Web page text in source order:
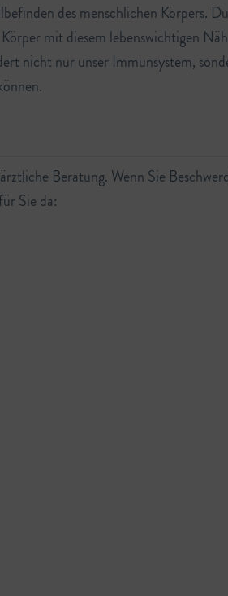
des menschlichen Körpers.
mit diesem lebenswichtigen
nicht nur unser Immunsystem,
Beratung. Wenn Sie
Sie da: